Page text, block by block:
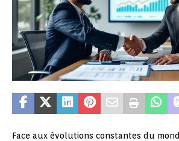
Face aux évolutions constantes du